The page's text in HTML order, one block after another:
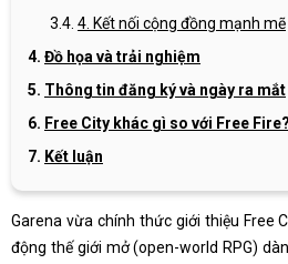
4. Kết nối cộng đồng mạnh mẽ
Đồ họa và trải nghiệm
Thông tin đăng ký và ngày ra mắt
Free City khác gì so với Free Fire?
Kết luận
Garena vừa chính thức giới thiệu Free
động thế giới mở (open-world RPG)